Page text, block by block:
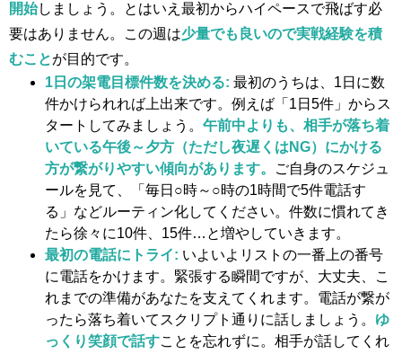
開始しましょう。とはいえ最初からハイペースで飛ばす必
要はありません。この週は少量でも良いので実戦経験を積
むことが目的です。
1日の架電目標件数を決める: 最初のうちは、1日に数
件かけられれば上出来です。例えば「1日5件」からス
タートしてみましょう。 午前中よりも、相手が落ち着
いている午後～夕方（ただし夜遅くはNG）にかける
方が繋がりやすい傾向があります。
ご自身のスケジュ
ールを見て、「毎日○時～○時の1時間で5件電話す
る」などルーティン化してください。件数に慣れてき
たら徐々に10件、15件…と増やしていきます。
最初の電話にトライ: いよいよリストの一番上の番号
に電話をかけます。緊張する瞬間ですが、大丈夫、こ
れまでの準備があなたを支えてくれます。電話が繋が
ったら落ち着いてスクリプト通りに話しましょう。 ゆ
っくり笑顔で話すことを忘れずに。​相手が話してくれ